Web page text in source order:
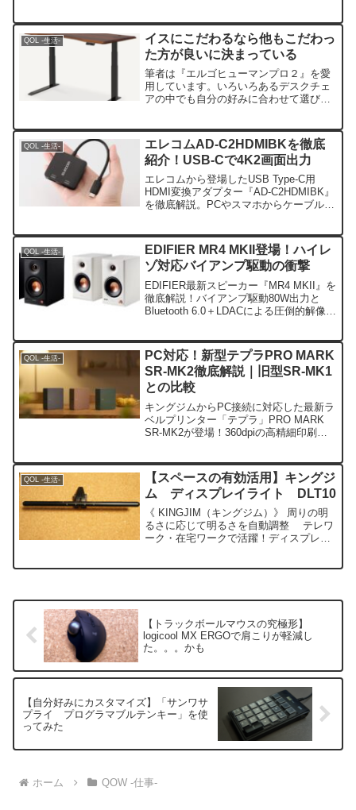
その原因の多くはマウスを握る際の『手
首の捻り』にあります。一般...
QOL -生活-
イスにこだわるなら他もこだわっ
た方が良いに決まっている
筆者は『エルゴヒューマンプロ２』を愛
用しています。いろいろあるデスクチェ
アの中でも自分の好みに合わせて選びま
うと考えていて、安くない買い物です
が、将来への投資と考えて購...
QOL -生活-
エレコムAD-C2HDMIBKを徹底
紹介！USB-Cで4K2画面出力
エレコムから登場したUSB Type-C用
HDMI変換アダプター『AD-C2HDMIBK』
を徹底解説。PCやスマホからケーブル1
製品の仕様や注意点を詳しく解説。
QOL -生活-
EDIFIER MR4 MKII登場！ハイレ
ゾ対応バイアンプ駆動の衝撃
EDIFIER最新スピーカー『MR4 MKII』を
徹底解説！バイアンプ駆動80W出力と
Bluetooth 6.0＋LDACによる圧倒的解像度
メリットまで網羅。
QOL -生活-
PC対応！新型テプラPRO MARK
SR-MK2徹底解説｜旧型SR-MK1
との比較
キングジムからPC接続に対応した最新ラ
ベルプリンター「テプラ」PRO MARK
SR-MK2が登場！360dpiの高精細印刷や
やすく徹底解説します。
QOL -生活-
【スペースの有効活用】キングジ
ム ディスプレイライト DLT10
《 KINGJIM（キングジム）》 周りの明
るさに応じて明るさを自動調整 テレワ
ーク・在宅ワークで活躍！ディスプレイ
【トラックボールマウスの究極形】
logicool MX ERGOで肩こりが軽減し
た。。。かも
【自分好みにカスタマイズ】「サンワサ
プライ プログラマブルテンキー」を使
ってみた
ホーム QOW -仕事-